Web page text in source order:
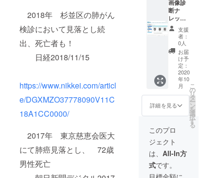
2018年 杉並区の肺がん
検診において見落とし続
出、死亡者も！
日経2018/11/15
https://www.nikkei.com/articl
e/DGXMZO37778090V11C
18A1CC0000/
2017年 東京慈恵会医大
にて肺癌見落とし、 72歳
男性死亡
エー
ション
ハウ
ス」第1
巻から
最新巻
まで1
セット
＋お礼
画像診
断ナ
レッジ
サービ
ス「読
影指
南」利
用権
（全モ
ダリ
ティー
半年間
(2020.1
1.1～
2021.4.
31)）ま
たは集
英社コ
ミック
「ラジ
エー
ション
ハウ
支援
者：
0人
お届
け予
定：
2020
年10
月
詳細を見る
こ
の
リ
タ
ー
ン
を
選
択
す
る
このプロ
ジェクト
は、 All-In方
式です。